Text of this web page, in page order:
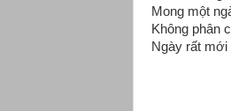
Mong một
Không phân
Ngày rất